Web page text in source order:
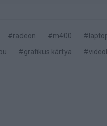
#radeon #m400
#grafikus kártya